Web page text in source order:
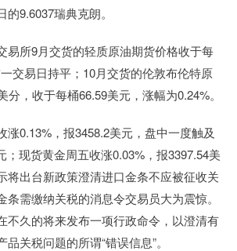
9.6037瑞典克朗。
易所9月交货的轻质原油期货价格收于每
交易日持平；10月交货的伦敦布伦特原
分，收于每桶66.59美元，涨幅为0.24%。
涨0.13%，报3458.2美元，盘中一度触及
；现货黄金周五收涨0.03%，报3397.54美
将出台新政策澄清进口金条不应被征收关
条需缴纳关税的消息令交易员大为震惊。
不久的将来发布一项行政命令，以澄清有
关税问题的所谓“错误信息”。